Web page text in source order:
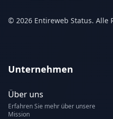
© 2026 Entireweb Status. Alle
Unternehmen
Über uns
Erfahren Sie mehr über unsere
Mission